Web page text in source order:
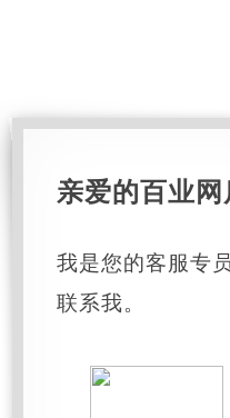
亲爱的百业网
我是您的客服专
联系我。